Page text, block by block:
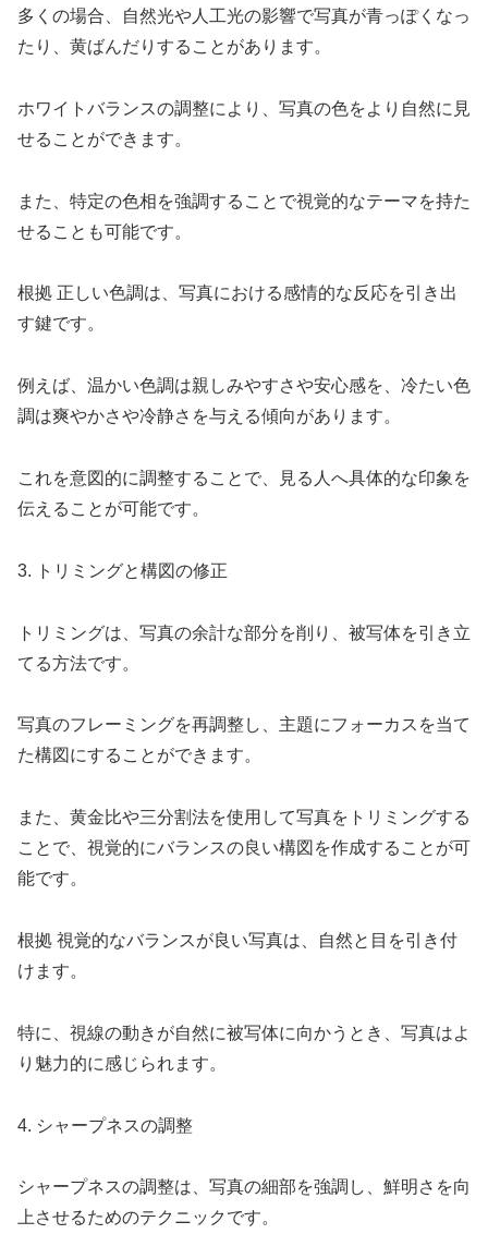
多くの場合、自然光や人工光の影響で写真が青っぽくなっ
たり、黄ばんだりすることがあります。
ホワイトバランスの調整により、写真の色をより自然に見
せることができます。
また、特定の色相を強調することで視覚的なテーマを持た
せることも可能です。
根拠 正しい色調は、写真における感情的な反応を引き出
す鍵です。
例えば、温かい色調は親しみやすさや安心感を、冷たい色
調は爽やかさや冷静さを与える傾向があります。
これを意図的に調整することで、見る人へ具体的な印象を
伝えることが可能です。
3. トリミングと構図の修正
トリミングは、写真の余計な部分を削り、被写体を引き立
てる方法です。
写真のフレーミングを再調整し、主題にフォーカスを当て
た構図にすることができます。
また、黄金比や三分割法を使用して写真をトリミングする
ことで、視覚的にバランスの良い構図を作成することが可
能です。
根拠 視覚的なバランスが良い写真は、自然と目を引き付
けます。
特に、視線の動きが自然に被写体に向かうとき、写真はよ
り魅力的に感じられます。
4. シャープネスの調整
シャープネスの調整は、写真の細部を強調し、鮮明さを向
上させるためのテクニックです。